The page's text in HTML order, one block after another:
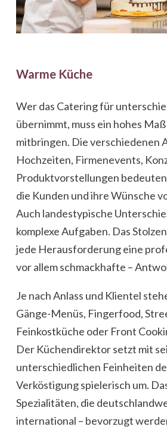
Warme Küche
Wer das Catering für
übernimmt, muss ein hohes
mitbringen. Die verschiedenen
Hochzeiten, Firmenevents,
Produktvorstellungen
die Kunden und ihre Wünsche
Auch landestypische
komplexe Aufgaben. Das
jede Herausforderung eine
vor allem schmackhafte –
Je nach Anlass und Klientel
Gänge-Menüs, Fingerfood,
Feinkostküche oder Front
Der Küchendirektor setzt mit
unterschiedlichen Feinheiten
Verköstigung spielerisch um.
Spezialitäten, die
international – bevorzugt